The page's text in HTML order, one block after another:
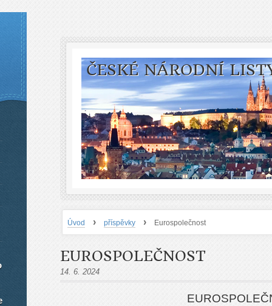
ČESKÉ NÁRODNÍ
Úvod › příspěvky › Eurospolečnost
EUROSPOLEČNOST
14. 6. 2024